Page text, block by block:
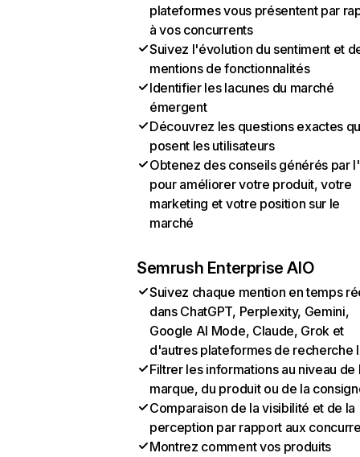
plateformes vous présentent par
à vos concurrents
Suivez l'évolution du sentiment et
mentions de fonctionnalités
Identifier les lacunes du marché
émergent
Découvrez les questions exactes
posent les utilisateurs
Obtenez des conseils générés par
pour améliorer votre produit, votre
marketing et votre position sur le
marché
Semrush Enterprise AIO
Suivez chaque mention en temps
dans ChatGPT, Perplexity, Gemini,
Google AI Mode, Claude, Grok et
d'autres plateformes de recherche
Filtrer les informations au niveau de
marque, du produit ou de la
Comparaison de la visibilité et de la
perception par rapport aux
Montrez comment vos produits